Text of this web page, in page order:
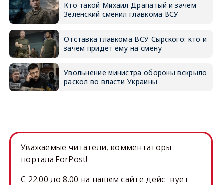
Кто такой Михаил Драпатый и зачем
Зеленский сменил главкома ВСУ
Отставка главкома ВСУ Сырского: кто и
зачем придёт ему на смену
Увольнение министра обороны вскрыло
раскол во власти Украины
Уважаемые читатели, комментаторы
портала ForPost!
C 22.00 до 8.00 на нашем сайте действует